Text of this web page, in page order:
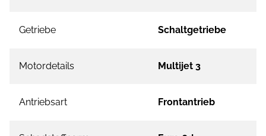
Getriebe Schaltgetriebe
Motordetails Multijet 3
Antriebsart Frontantrieb